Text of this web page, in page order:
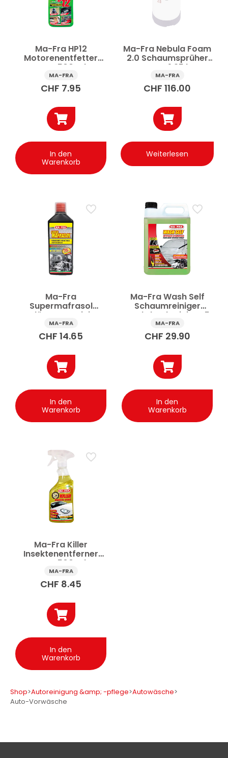
Ma-Fra HP12
Motorenentfetter
Auto 500 ml
MA-FRA
CHF 7.95
In den
Warenkorb
Ma-Fra Nebula Foam
2.0 Schaumsprüher
Auto 1.25 l
MA-FRA
CHF 116.00
Weiterlesen
Ma-Fra
Supermafrasol
Fettlöser Vorreiniger
Auto 900 ml
MA-FRA
CHF 14.65
In den
Warenkorb
Ma-Fra Wash Self
Schaumreiniger
Hochdruckreiniger 5
kg
MA-FRA
CHF 29.90
In den
Warenkorb
Ma-Fra Killer
Insektenentferner
Auto 500 ml
MA-FRA
CHF 8.45
In den
Warenkorb
Shop>Autoreinigung &amp; -pflege>Autowäsche>
Auto-Vorwäsche